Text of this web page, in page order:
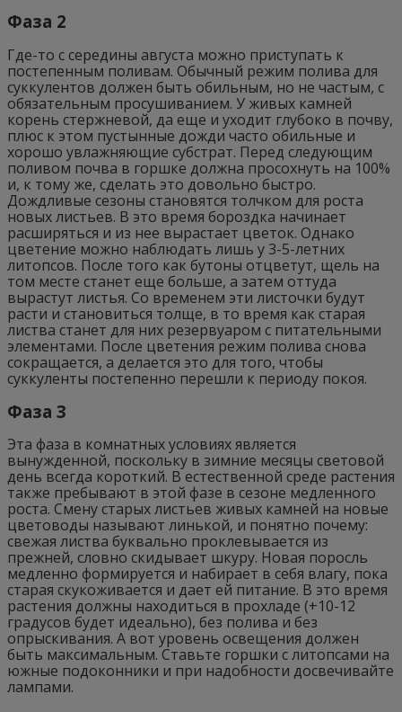
Фаза 2
Где-то с середины августа можно приступать к
постепенным поливам. Обычный режим полива для
суккулентов должен быть обильным, но не частым, с
обязательным просушиванием. У живых камней
корень стержневой, да еще и уходит глубоко в почву,
плюс к этом пустынные дожди часто обильные и
хорошо увлажняющие субстрат. Перед следующим
поливом почва в горшке должна просохнуть на 100%
и, к тому же, сделать это довольно быстро.
Дождливые сезоны становятся толчком для роста
новых листьев. В это время бороздка начинает
расширяться и из нее вырастает цветок. Однако
цветение можно наблюдать лишь у 3-5-летних
литопсов. После того как бутоны отцветут, щель на
том месте станет еще больше, а затем оттуда
вырастут листья. Со временем эти листочки будут
расти и становиться толще, в то время как старая
листва станет для них резервуаром с питательными
элементами. После цветения режим полива снова
сокращается, а делается это для того, чтобы
суккуленты постепенно перешли к периоду покоя.
Фаза 3
Эта фаза в комнатных условиях является
вынужденной, поскольку в зимние месяцы световой
день всегда короткий. В естественной среде растения
также пребывают в этой фазе в сезоне медленного
роста. Смену старых листьев живых камней на новые
цветоводы называют линькой, и понятно почему:
свежая листва буквально проклевывается из
прежней, словно скидывает шкуру. Новая поросль
медленно формируется и набирает в себя влагу, пока
старая скукоживается и дает ей питание. В это время
растения должны находиться в прохладе (+10-12
градусов будет идеально), без полива и без
опрыскивания. А вот уровень освещения должен
быть максимальным. Ставьте горшки с литопсами на
южные подоконники и при надобности досвечивайте
лампами.